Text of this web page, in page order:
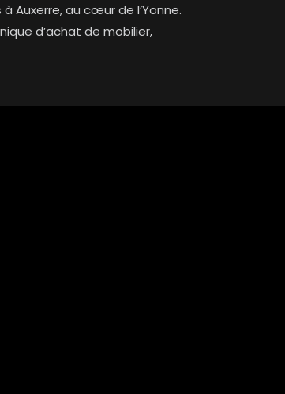
Auxerre, au cœur de l’Yonne.
d’achat de mobilier,